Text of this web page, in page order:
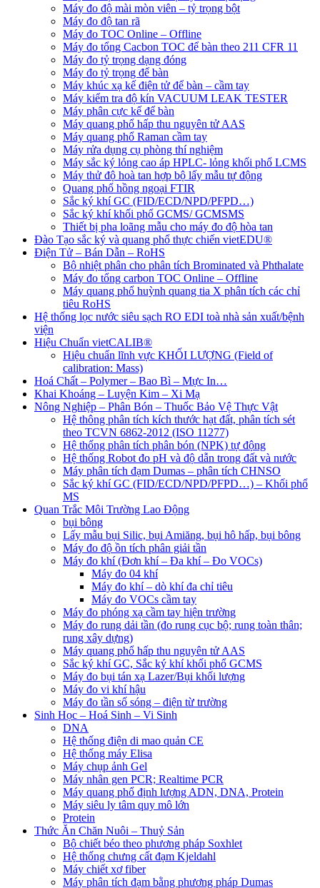
Máy đo độ mài mòn viên – tỷ trọng bột
Máy đo độ tan rã
Máy đo TOC Online – Offline
Máy đo tổng Cacbon TOC để bàn theo 211 CFR 11
Máy đo tỷ trọng dạng đóng
Máy đo tỷ trọng để bàn
Máy khúc xạ kế điện tử để bàn – cầm tay
Máy kiểm tra độ kín VACUUM LEAK TESTER
Máy phân cực kế để bàn
Máy quang phổ hấp thu nguyên tử AAS
Máy quang phổ Raman cầm tay
Máy rửa dụng cụ phòng thí nghiệm
Máy sắc ký lỏng cao áp HPLC- lỏng khối phổ LCMS
Máy thử độ hoà tan hợp bộ lấy mẫu tự động
Quang phổ hồng ngoại FTIR
Sắc ký khí GC (FID/ECD/NPD/PFPD…)
Sắc ký khí khối phổ GCMS/ GCMSMS
Thiết bị pha loãng mẫu cho máy đo độ hòa tan
Đào Tạo sắc ký và quang phổ thực chiến vietEDU®
Điện Tử – Bán Dẫn – RoHS
Bộ nhiệt phân cho phân tích Brominated và Phthalate
Máy đo tổng carbon TOC Online – Offline
Máy quang phổ huỳnh quang tia X phân tích các chỉ
tiêu RoHS
Hệ thống lọc nước siêu sạch RO EDI​​ toà nhà sản xuất/bệnh
viện
Hiệu Chuẩn vietCALIB®
Hiệu chuẩn lĩnh vực KHỐI LƯỢNG (Field of
calibration: Mass)
Hoá Chất – Polymer – Bao Bì – Mực In…
Khai Khoáng – Luyện Kim – Xi Mạ
Nông Nghiệp – Phân Bón – Thuốc Bảo Vệ Thực Vật
Hệ thông phân tích kích thước hạt đất, phân tích sét
theo TCVN 6862-2012 (ISO 11277)
Hệ thống phân tích phân bón (NPK) tự động
Hệ thống Robot đo pH và độ dẫn trong đất và nước
Máy phân tích đạm Dumas – phân tích CHNSO
Sắc ký khí GC (FID/ECD/NPD/PFPD…) – Khối phổ
MS
Quan Trắc Môi Trường Lao Động
bụi bông
Lấy mẫu bụi Silic, bụi Amiăng, bụi hô hấp, bụi bông
Máy đo độ ồn tích phân giải tần
Máy đo khí (Đơn khí – Đa khí – Đo VOCs)
Máy đo 04 khí
Máy đo khí – dò khí đa chỉ tiêu
Máy đo VOCs cầm tay
Máy đo phóng xạ cầm tay hiện trường
Máy đo rung dải tần (đo rung cục bộ; rung toàn thân;
rung xây dựng)
Máy quang phổ hấp thu nguyên tử AAS
Sắc ký khí GC, Sắc ký khí khối phổ GCMS
Máy đo bụi tán xạ Lazer/Bụi khối lượng
Máy đo vi khí hậu
Máy đo tần số sóng – điện từ trường
Sinh Học – Hoá Sinh – Vi Sinh
DNA
Hệ thống điện di mao quản CE
Hệ thống máy Elisa
Máy chụp ảnh Gel
Máy nhân gen PCR; Realtime PCR
Máy quang phổ định lượng ADN, DNA, Protein
Máy siêu ly tâm quy mô lớn
Protein
Thức Ăn Chăn Nuôi – Thuỷ Sản
Bộ chiết béo theo phương pháp Soxhlet
Hệ thống chưng cất đạm Kjeldahl
Máy chiết xơ fiber
Máy phân tích đạm bằng phương pháp Dumas